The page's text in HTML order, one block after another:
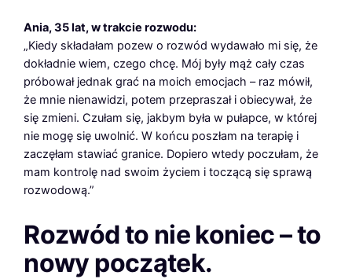
Ania, 35 lat, w trakcie rozwodu:
„Kiedy składałam pozew o rozwód wydawało mi się, że
dokładnie wiem, czego chcę. Mój były mąż cały czas
próbował jednak grać na moich emocjach – raz mówił,
że mnie nienawidzi, potem przepraszał i obiecywał, że
się zmieni. Czułam się, jakbym była w pułapce, w której
nie mogę się uwolnić. W końcu poszłam na terapię i
zaczęłam stawiać granice. Dopiero wtedy poczułam, że
mam kontrolę nad swoim życiem i toczącą się sprawą
rozwodową.”
Rozwód to nie koniec – to
nowy początek.